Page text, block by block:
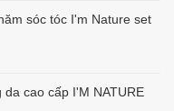
sóc tóc I'm Nature set
cao cấp I'M NATURE